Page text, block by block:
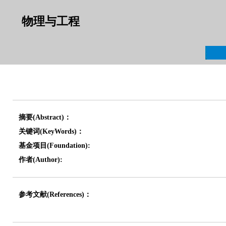
物理与工程
摘要(Abstract)：
关键词(KeyWords)：
基金项目(Foundation):
作者(Author):
参考文献(References)：